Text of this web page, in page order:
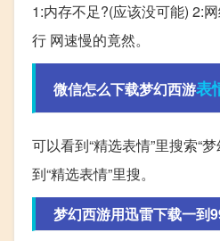
1:内存不足?(应该没可能) 2:
行 网速慢的竟然。
微信怎么下载梦幻西游表
可以看到“精选表情”里搜索“
到“精选表情”里搜。
梦幻西游用迅雷下载一